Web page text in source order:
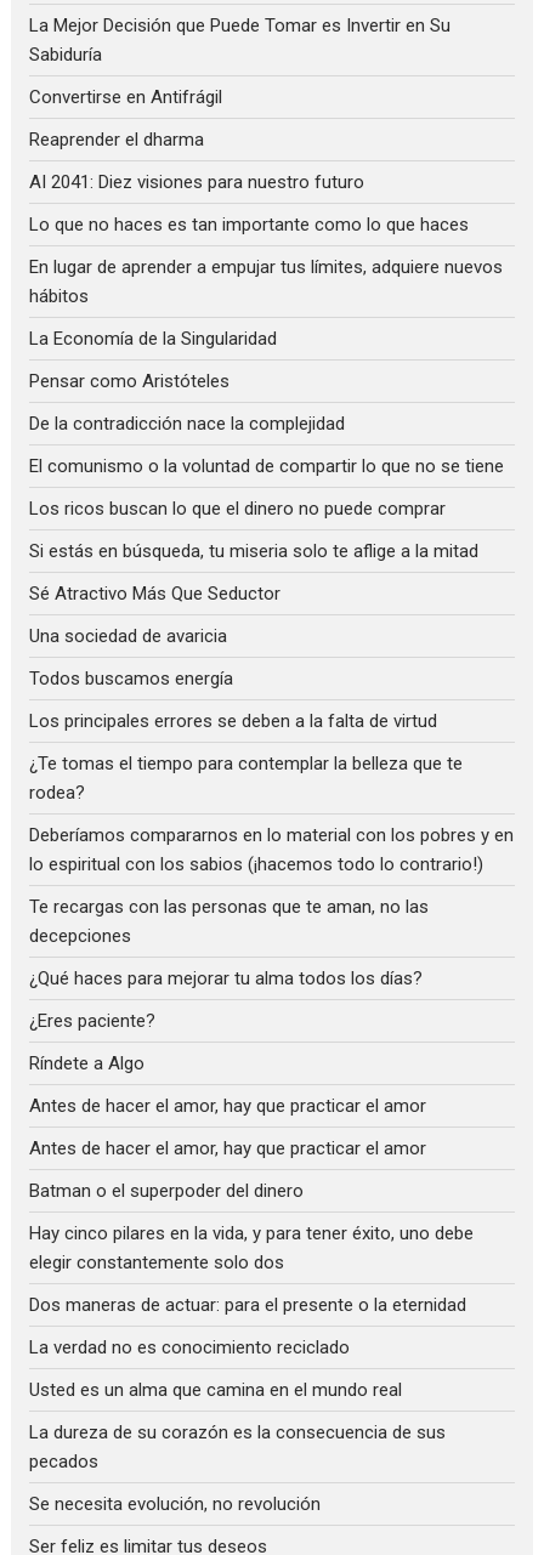
La Mejor Decisión que Puede Tomar es Invertir en Su
Sabiduría
Convertirse en Antifrágil
Reaprender el dharma
AI 2041: Diez visiones para nuestro futuro
Lo que no haces es tan importante como lo que haces
En lugar de aprender a empujar tus límites, adquiere nuevos
hábitos
La Economía de la Singularidad
Pensar como Aristóteles
De la contradicción nace la complejidad
El comunismo o la voluntad de compartir lo que no se tiene
Los ricos buscan lo que el dinero no puede comprar
Si estás en búsqueda, tu miseria solo te aflige a la mitad
Sé Atractivo Más Que Seductor
Una sociedad de avaricia
Todos buscamos energía
Los principales errores se deben a la falta de virtud
¿Te tomas el tiempo para contemplar la belleza que te
rodea?
Deberíamos compararnos en lo material con los pobres y en
lo espiritual con los sabios (¡hacemos todo lo contrario!)
Te recargas con las personas que te aman, no las
decepciones
¿Qué haces para mejorar tu alma todos los días?
¿Eres paciente?
Ríndete a Algo
Antes de hacer el amor, hay que practicar el amor
Antes de hacer el amor, hay que practicar el amor
Batman o el superpoder del dinero
Hay cinco pilares en la vida, y para tener éxito, uno debe
elegir constantemente solo dos
Dos maneras de actuar: para el presente o la eternidad
La verdad no es conocimiento reciclado
Usted es un alma que camina en el mundo real
La dureza de su corazón es la consecuencia de sus
pecados
Se necesita evolución, no revolución
Ser feliz es limitar tus deseos